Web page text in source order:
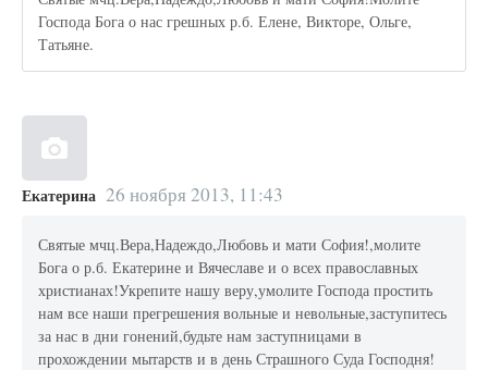
Господа Бога о нас грешных р.б. Елене, Викторе, Ольге,
Татьяне.
Екатерина 26 ноября 2013, 11:43
Святые мчц.Вера,Надеждо,Любовь и мати София!,молите
Бога о р.б. Екатерине и Вячеславе и о всех православных
христианах!Укрепите нашу веру,умолите Господа простить
нам все наши прегрешения вольные и невольные,заступитесь
за нас в дни гонений,будьте нам заступницами в
прохождении мытарств и в день Страшного Суда Господня!